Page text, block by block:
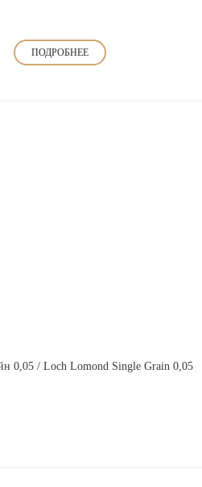
ПОДРОБНЕЕ
0,05 / Loch Lomond Single Grain 0,05